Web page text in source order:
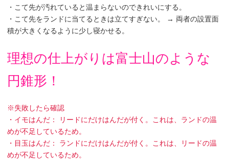
・こて先が汚れていると温まらないのできれいにする。
・こて先をランドに当てるときは立てすぎない。 → 両者の設置面
積が大きくなるように少し寝かせる。
理想の仕上がりは富士山のような
円錐形！
※失敗したら確認
・イモはんだ： リードにだけはんだが付く。これは、ランドの温
めが不足しているため。
・目玉はんだ： ランドにだけはんだが付く。これは、リードの温
めが不足しているため。